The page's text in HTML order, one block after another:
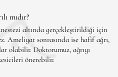
mıdır?
altında gerçekleştirildiği için
Ameliyat sonrasında ise hafif ağrı,
olabilir. Doktorumuz, ağrıyı
önerebilir.